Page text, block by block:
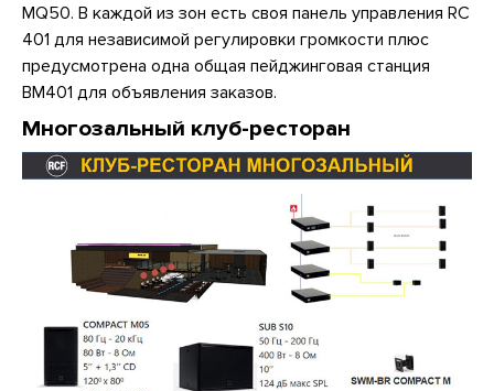
MQ50. В каждой из зон есть своя панель управления RC
401 для независимой регулировки громкости плюс
предусмотрена одна общая пейджинговая станция
BM401 для объявления заказов.
Многозальный клуб-ресторан